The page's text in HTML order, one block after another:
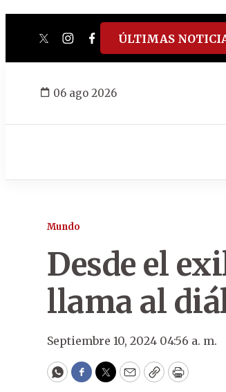
twitterinstagram
facebook
tiktokyoutube
spotify
ÚLTIMAS
06 ago 2026
Mundo
Desde el
llama al
Septiembre 10, 2024 04:56 a. m.
WhatsApp
Facebook
Twitter
EmailCopyPrint